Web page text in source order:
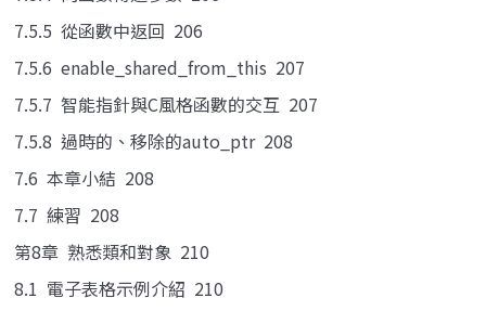
7.5.5 從函數中返回 206
7.5.6 enable_shared_from_this 207
7.5.7 智能指針與C風格函數的交互 207
7.5.8 過時的、移除的auto_ptr 208
7.6 本章小結 208
7.7 練習 208
第8章 熟悉類和對象 210
8.1 電子表格示例介紹 210